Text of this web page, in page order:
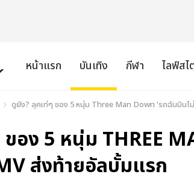
หน้าแรก บันเทิง กีฬา ไลฟ์สไ
ดูยัง? ลุคเท่ๆ ของ 5 หนุ่ม Three Man Down 'รถฉันบินไ
อง 5 หนุ่ม THREE
ส่งท้ายอัลบั้มแรก